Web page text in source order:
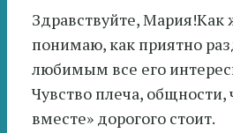
Здравствуйте,
понимаю, как приятно
любимым все его
Чувство плеча, общности,
вместе» дорогого стоит.